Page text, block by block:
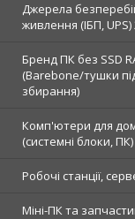
Джерела
живлення (ІБП, UPS)
Бренд ПК без SSD
(Barebone/тушки
збирання)
Комп'ютери для
(системні блоки, ПК)
Робочі станції,
Міні-ПК та